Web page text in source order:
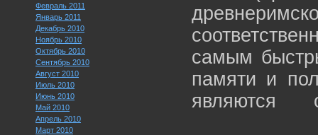
Февраль 2011
Январь 2011
Декабрь 2010
Ноябрь 2010
Октябрь 2010
Сентябрь 2010
Август 2010
Июль 2010
Июнь 2010
Май 2010
Апрель 2010
Март 2010
самым
памяти и
являются